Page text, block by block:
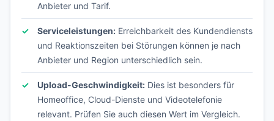
Anbieter und Tarif.
Serviceleistungen: Erreichbarkeit des Kundendiensts
und Reaktionszeiten bei Störungen können je nach
Anbieter und Region unterschiedlich sein.
Upload-Geschwindigkeit: Dies ist besonders für
Homeoffice, Cloud-Dienste und Videotelefonie
relevant. Prüfen Sie auch diesen Wert im Vergleich.